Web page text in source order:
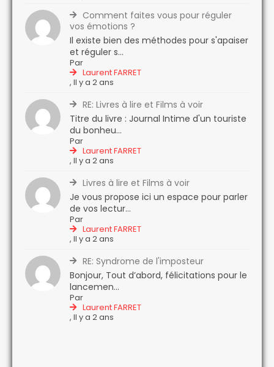
Comment faites vous pour réguler
vos émotions ?
Il existe bien des méthodes pour s'apaiser
et réguler s...
Par
Laurent FARRET
,Il y a 2 ans
RE: Livres à lire et Films à voir
Titre du livre : Journal Intime d'un touriste
du bonheu...
Par
Laurent FARRET
,Il y a 2 ans
Livres à lire et Films à voir
Je vous propose ici un espace pour parler
de vos lectur...
Par
Laurent FARRET
,Il y a 2 ans
RE: Syndrome de l'imposteur
Bonjour, Tout d’abord, félicitations pour le
lancemen...
Par
Laurent FARRET
,Il y a 2 ans